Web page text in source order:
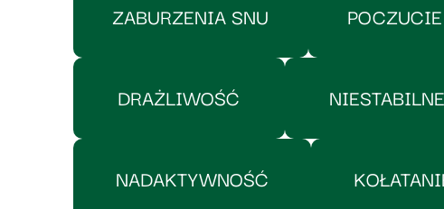
ZABURZENIA SNU
DRAŻLIWOŚĆ
NADAKTYWNOŚĆ